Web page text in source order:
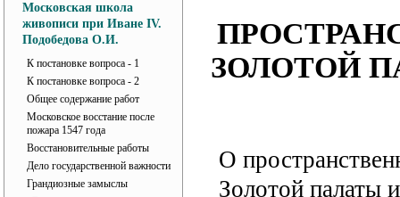
Московская школа
живописи при Иване IV.
Подобедова О.И.
К постановке вопроса - 1
К постановке вопроса - 2
Общее содержание работ
Московское восстание после
пожара 1547 года
Восстановительные работы
Дело государственной важности
Грандиозные замыслы
ЗОЛОТОЙ
О
Золотой палаты